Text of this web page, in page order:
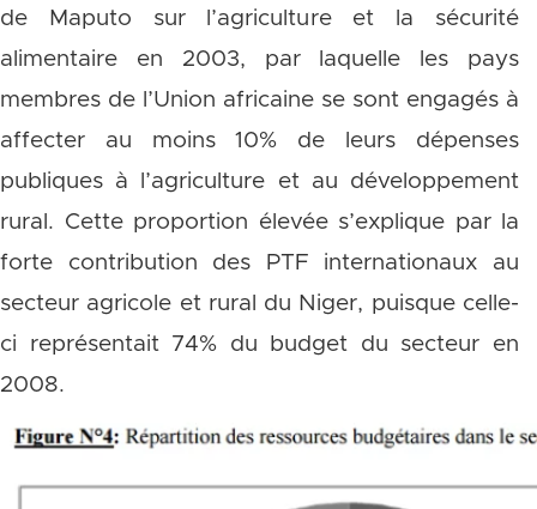
de Maputo sur l’agriculture et la sécurité
alimentaire en 2003, par laquelle les pays
membres de l’Union africaine se sont engagés à
affecter au moins 10% de leurs dépenses
publiques à l’agriculture et au développement
rural. Cette proportion élevée s’explique par la
forte contribution des PTF internationaux au
secteur agricole et rural du Niger, puisque celle-
ci représentait 74% du budget du secteur en
2008.